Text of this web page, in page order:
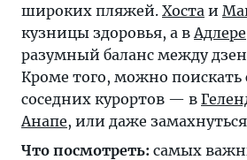
широких пляжей. Хоста и
кузницы здоровья, а в Адлере
разумный баланс между
Кроме того, можно поискать
соседних курортов — в
Анапе, или даже
Что посмотреть: самых